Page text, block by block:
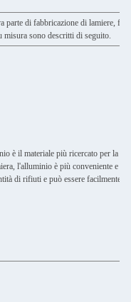
parte di fabbricazione di lamiere,
sono descritti di seguito.
è il materiale più ricercato per la
l'alluminio è più conveniente e
di rifiuti e può essere facilmente